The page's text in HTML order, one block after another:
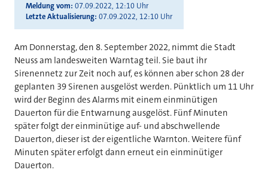
Meldung vom 07.09.2022, 12:10 Uhr
Letzte Aktualisierung 07.09.2022, 12:10 Uhr
Am Donnerstag, den 8. September 2022, nimmt die Stadt
Neuss am landesweiten Warntag teil. Sie baut ihr
Sirenennetz zur Zeit noch auf, es können aber schon 28 der
geplanten 39 Sirenen ausgelöst werden. Pünktlich um 11 Uhr
wird der Beginn des Alarms mit einem einminütigen
Dauerton für die Entwarnung ausgelöst. Fünf Minuten
später folgt der einminütige auf- und abschwellende
Dauerton, dieser ist der eigentliche Warnton. Weitere fünf
Minuten später erfolgt dann erneut ein einminütiger
Dauerton.